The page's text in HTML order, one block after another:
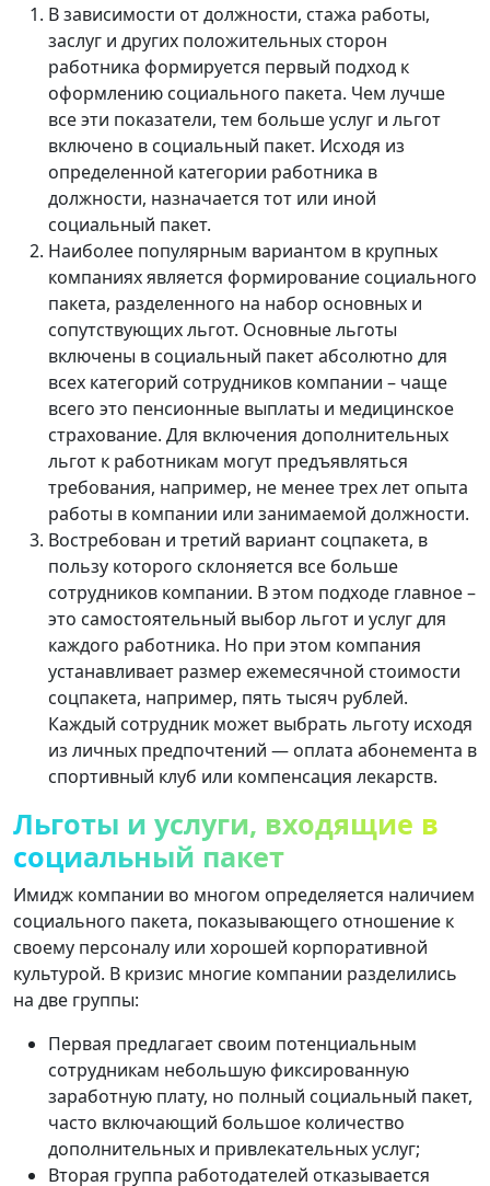
В зависимости от должности, стажа работы,
заслуг и других положительных сторон
работника формируется первый подход к
оформлению социального пакета. Чем лучше
все эти показатели, тем больше услуг и льгот
включено в социальный пакет. Исходя из
определенной категории работника в
должности, назначается тот или иной
социальный пакет.
Наиболее популярным вариантом в крупных
компаниях является формирование социального
пакета, разделенного на набор основных и
сопутствующих льгот. Основные льготы
включены в социальный пакет абсолютно для
всех категорий сотрудников компании – чаще
всего это пенсионные выплаты и медицинское
страхование. Для включения дополнительных
льгот к работникам могут предъявляться
требования, например, не менее трех лет опыта
работы в компании или занимаемой должности.
Востребован и третий вариант соцпакета, в
пользу которого склоняется все больше
сотрудников компании. В этом подходе главное –
это самостоятельный выбор льгот и услуг для
каждого работника. Но при этом компания
устанавливает размер ежемесячной стоимости
соцпакета, например, пять тысяч рублей.
Каждый сотрудник может выбрать льготу исходя
из личных предпочтений — оплата абонемента в
спортивный клуб или компенсация лекарств.
Льготы и услуги, входящие в
социальный пакет
Имидж компании во многом определяется наличием
социального пакета, показывающего отношение к
своему персоналу или хорошей корпоративной
культурой. В кризис многие компании разделились
на две группы:
Первая предлагает своим потенциальным
сотрудникам небольшую фиксированную
заработную плату, но полный социальный пакет,
часто включающий большое количество
дополнительных и привлекательных услуг;
Вторая группа работодателей отказывается